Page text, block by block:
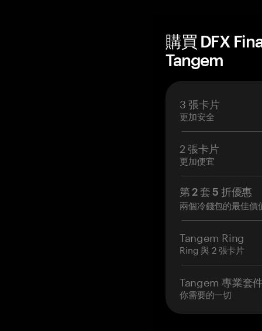
購買 DFX
Tangem
3 張卡片
更加安全
2 張卡片
更加便宜
第 2 套 5 折優惠
兩個冷錢包的最佳價
Tangem Ring
Ring 與 2 張卡片
Tangem 專業套
你需要的一切